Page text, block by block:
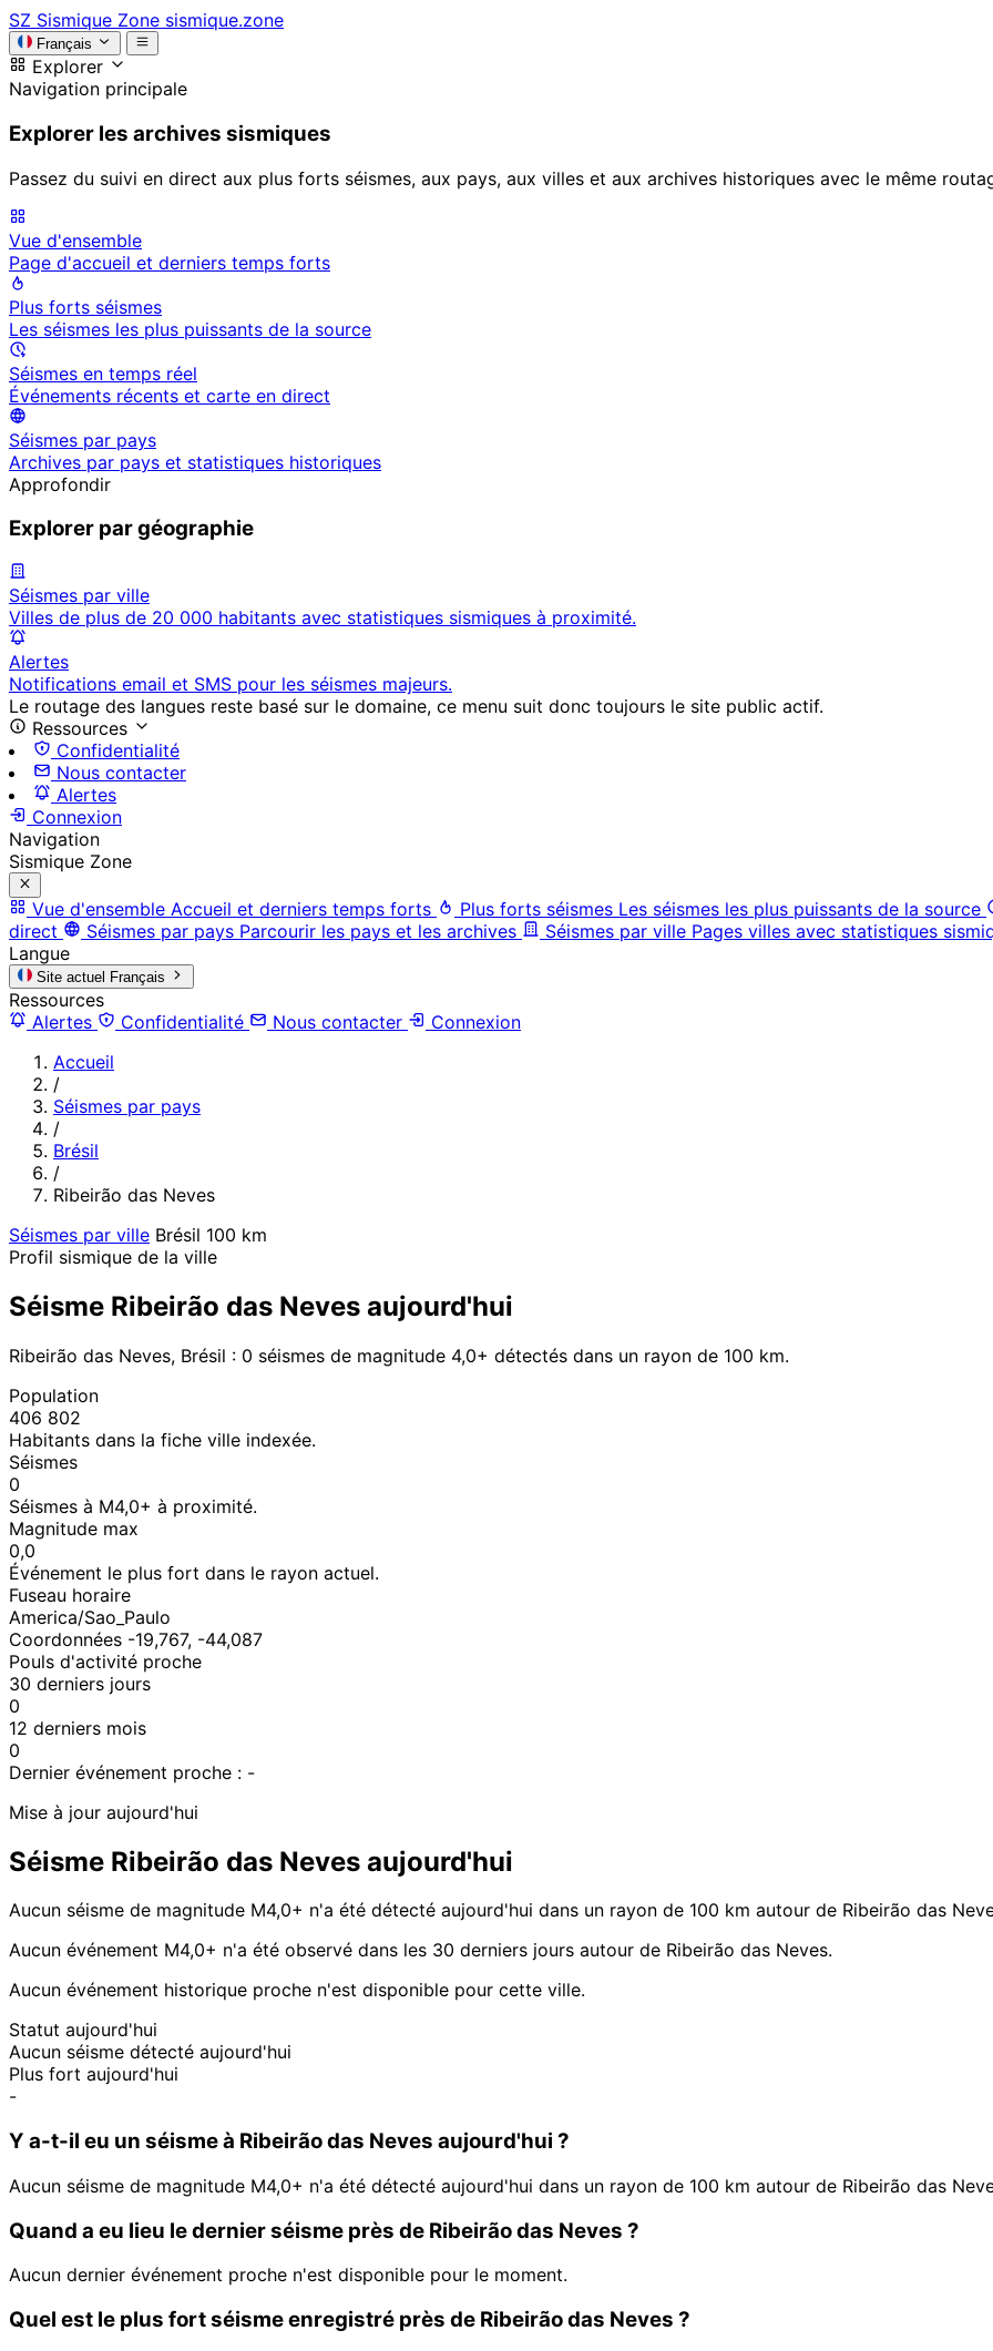
SZ Sismique Zone sismique.zone
Français
Explorer
Navigation principale
Explorer les archives sismiques
Passez du suivi en direct aux plus forts séismes, aux pays, aux villes et aux archives historiques avec le même
Vue d'ensemble
Page d'accueil et derniers temps forts
Plus forts séismes
Les séismes les plus puissants de la source
Séismes en temps réel
Événements récents et carte en direct
Séismes par pays
Archives par pays et statistiques historiques
Approfondir
Explorer par géographie
Séismes par ville
Villes de plus de 20 000 habitants avec statistiques sismiques à proximité.
Alertes
Notifications email et SMS pour les séismes majeurs.
Le routage des langues reste basé sur le domaine, ce menu suit donc toujours le site public actif.
Ressources
Confidentialité
Nous contacter
Alertes
Connexion
Navigation
Sismique Zone
Vue d'ensemble Accueil et derniers temps forts Plus forts séismes Les séismes les plus puissants de la source
direct
Séismes par pays Parcourir les pays et les archives Séismes par ville Pages villes avec statistiques
Langue
Site actuel Français
Ressources
Alertes
Confidentialité Nous contacter
Connexion
Accueil
/
Séismes par pays
/
Brésil
/
Ribeirão das Neves
Séismes par ville Brésil 100 km
Profil sismique de la ville
Séisme Ribeirão das Neves aujourd'hui
Ribeirão das Neves, Brésil : 0 séismes de magnitude 4,0+ détectés dans un rayon de 100 km.
Population
406 802
Habitants dans la fiche ville indexée.
Séismes
0
Séismes à M4,0+ à proximité.
Magnitude max
0,0
Événement le plus fort dans le rayon actuel.
Fuseau horaire
America/Sao_Paulo
Coordonnées -19,767, -44,087
Pouls d'activité proche
30 derniers jours
0
12 derniers mois
0
Dernier événement proche : -
Mise à jour aujourd'hui
Séisme Ribeirão das Neves aujourd'hui
Aucun séisme de magnitude M4,0+ n'a été détecté aujourd'hui dans un rayon de 100 km autour de Ribeirão das
Aucun événement M4,0+ n'a été observé dans les 30 derniers jours autour de Ribeirão das Neves.
Aucun événement historique proche n'est disponible pour cette ville.
Statut aujourd'hui
Aucun séisme détecté aujourd'hui
Plus fort aujourd'hui
-
Y a-t-il eu un séisme à Ribeirão das Neves aujourd'hui ?
Aucun séisme de magnitude M4,0+ n'a été détecté aujourd'hui dans un rayon de 100 km autour de Ribeirão das
Quand a eu lieu le dernier séisme près de Ribeirão das Neves ?
Aucun dernier événement proche n'est disponible pour le moment.
Quel est le plus fort séisme enregistré près de Ribeirão das Neves ?